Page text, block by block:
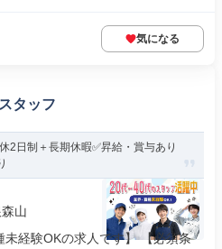
気になる
タッフ
2日制＋長期休暇✅昇給・賞与あり
山
経験OKの求人です】 【必須条